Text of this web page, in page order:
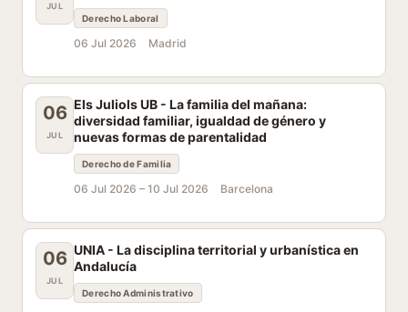
JUL
Derecho Laboral
06 Jul 2026 Madrid
06
JUL
Els Juliols UB - La familia del mañana:
diversidad familiar, igualdad de género y
nuevas formas de parentalidad
Derecho de Familia
06 Jul 2026 – 10 Jul 2026 Barcelona
06
JUL
UNIA - La disciplina territorial y urbanística en
Andalucía
Derecho Administrativo